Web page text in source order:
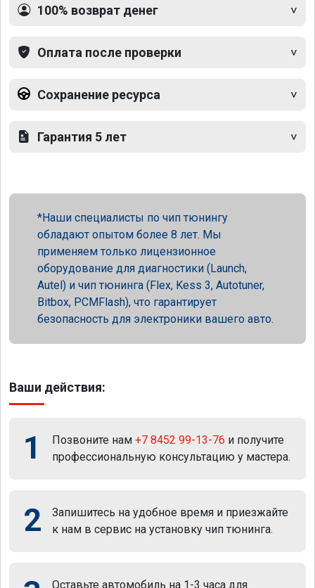
100% возврат денег
Оплата после проверки
Сохранение ресурса
Гарантия 5 лет
Наши специалисты по чип тюнингу
обладают опытом более 8 лет. Мы
применяем только лицензионное
оборудование для диагностики (Launch,
Autel) и чип тюнинга (Flex, Kess 3, Autotuner,
Bitbox, PCMFlash), что гарантирует
безопасность для электроники вашего авто.
Ваши действия:
1 Позвоните нам +7 8452 99-13-76 и получите
профессиональную консультацию у мастера.
2
Запишитесь на удобное время и приезжайте
к нам в сервис на установку чип тюнинга.
Оставьте автомобиль на 1-3 часа для